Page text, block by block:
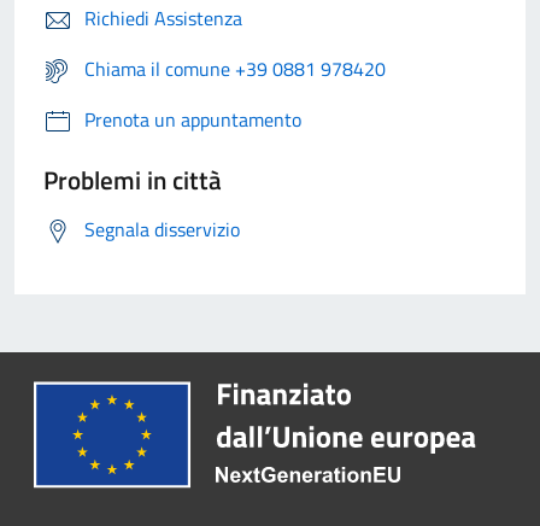
Richiedi Assistenza
Chiama il comune +39 0881 978420
Prenota un appuntamento
Problemi in città
Segnala disservizio